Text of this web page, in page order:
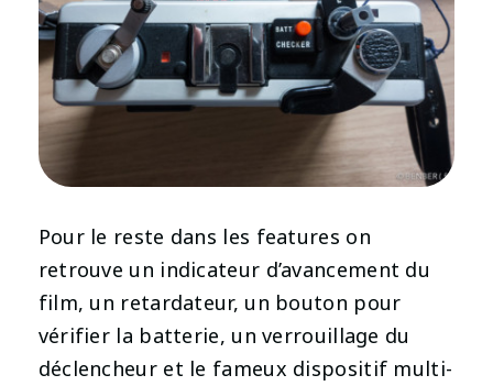
Pour le reste dans les features on
retrouve un indicateur d’avancement du
film, un retardateur, un bouton pour
vérifier la batterie, un verrouillage du
déclencheur et le fameux dispositif multi-